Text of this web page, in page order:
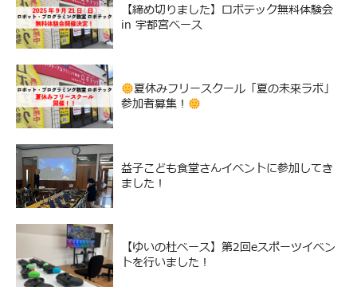
【締め切りました】ロボテック無料体験会
in 宇都宮ベース
夏休みフリースクール「夏の未来ラボ」
参加者募集！
益子こども食堂さんイベントに参加してき
ました！
【ゆいの杜ベース】第2回eスポーツイベン
トを行いました！